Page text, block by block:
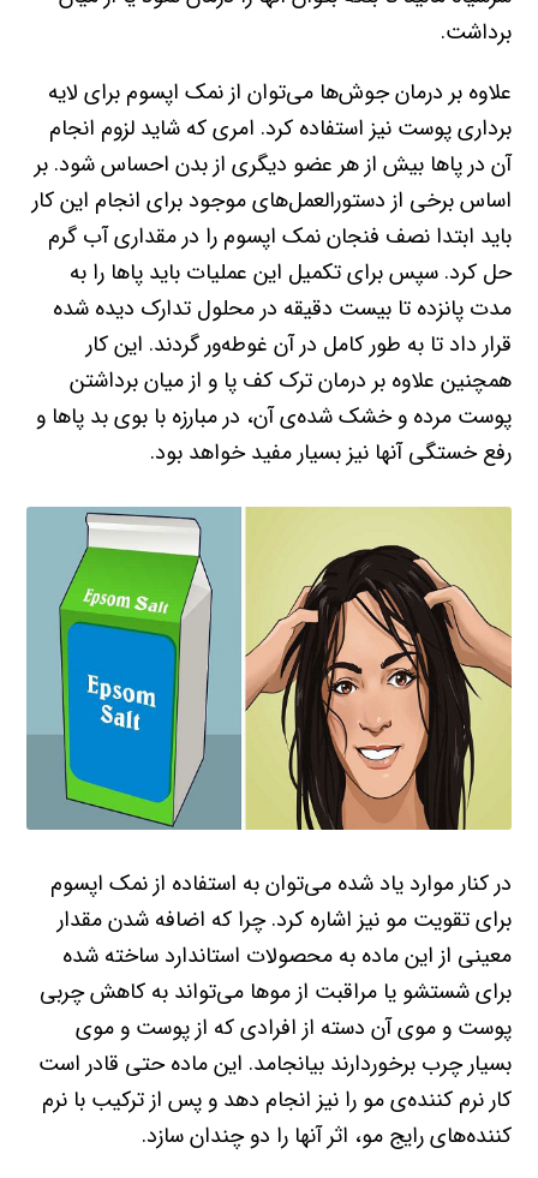
برداشت.
علاوه بر درمان جوش‌ها می‌توان از نمک اپسوم برای لایه
برداری پوست نیز استفاده کرد. امری که شاید لزوم انجام
آن در پاها بیش از هر عضو دیگری از بدن احساس شود. بر
اساس برخی از دستورالعمل‌های موجود برای انجام این کار
باید ابتدا نصف فنجان نمک اپسوم را در مقداری آب گرم
حل کرد. سپس برای تکمیل این عملیات باید پاها را به
مدت پانزده تا بیست دقیقه در محلول تدارک دیده شده
قرار داد تا به طور کامل در آن غوطه‌ور گردند. این کار
همچنین علاوه بر درمان ترک کف پا و از میان برداشتن
پوست مرده و خشک شده‌ی آن، در مبارزه با بوی بد پاها و
رفع خستگی آنها نیز بسیار مفید خواهد بود.
در کنار موارد یاد شده می‌توان به استفاده از نمک اپسوم
برای تقویت مو نیز اشاره کرد. چرا که اضافه شدن مقدار
معینی از این ماده به محصولات استاندارد ساخته شده
برای شستشو یا مراقبت از موها می‌تواند به کاهش چربی
پوست و موی آن دسته از افرادی که از پوست و موی
بسیار چرب برخوردارند بیانجامد. این ماده حتی قادر است
کار نرم کننده‌ی مو را نیز انجام دهد و پس از ترکیب با نرم
کننده‌های رایج مو، اثر آنها را دو چندان سازد.